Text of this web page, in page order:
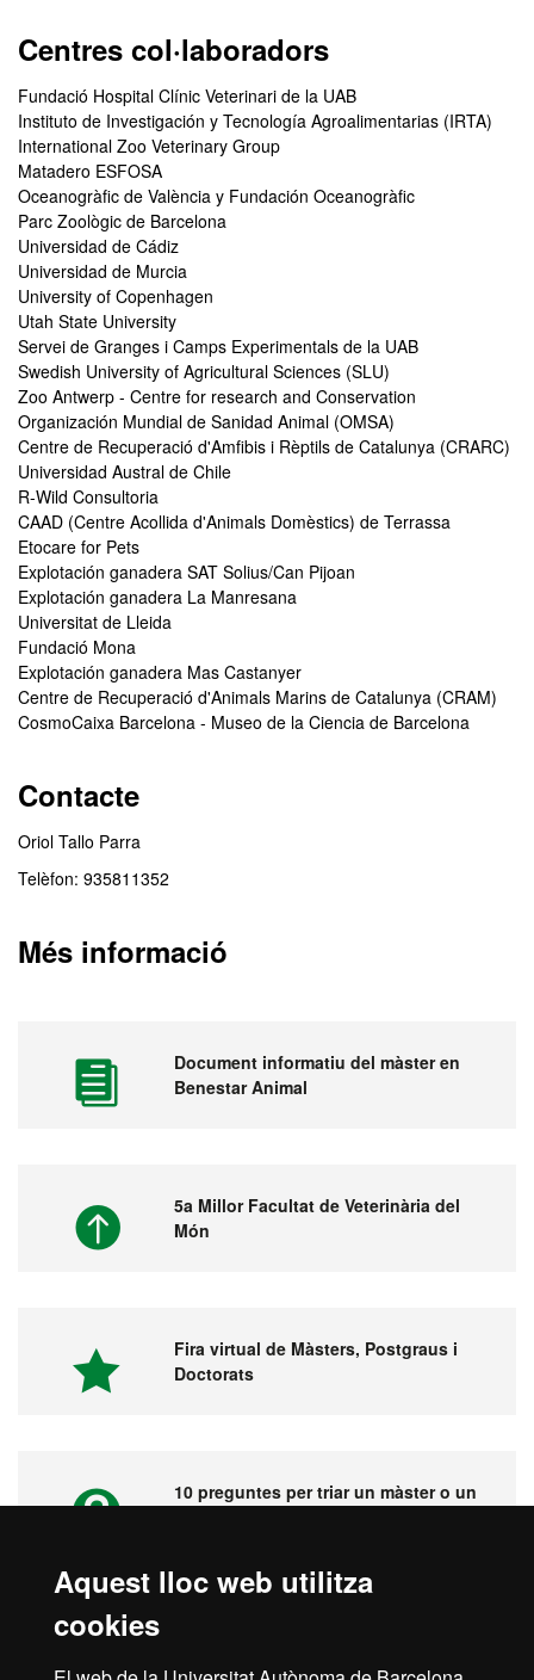
Aquest lloc web utilitza
cookies
Centres col·laboradors
Fundació Hospital Clínic Veterinari de la UAB
Instituto de Investigación y Tecnología Agroalimentarias (IRTA)
International Zoo Veterinary Group
Matadero ESFOSA
Oceanogràfic de València y Fundación Oceanogràfic
Parc Zoològic de Barcelona
Universidad de Cádiz
Universidad de Murcia
University of Copenhagen
Utah State University
Servei de Granges i Camps Experimentals de la UAB
Swedish University of Agricultural Sciences (SLU)
Zoo Antwerp - Centre for research and Conservation
Organización Mundial de Sanidad Animal (OMSA)
Centre de Recuperació d'Amfibis i Rèptils de Catalunya (CRARC)
Universidad Austral de Chile
R-Wild Consultoria
CAAD (Centre Acollida d'Animals Domèstics) de Terrassa
Etocare for Pets
Explotación ganadera SAT Solius/Can Pijoan
Explotación ganadera La Manresana
Universitat de Lleida
Fundació Mona
Explotación ganadera Mas Castanyer
Centre de Recuperació d'Animals Marins de Catalunya (CRAM)
CosmoCaixa Barcelona - Museo de la Ciencia de Barcelona
Contacte
Oriol Tallo Parra
Telèfon: 935811352
Més informació
Document informatiu del màster en
Benestar Animal
5a Millor Facultat de Veterinària del
Món
Fira virtual de Màsters, Postgraus i
Doctorats
10 preguntes per triar un màster o un